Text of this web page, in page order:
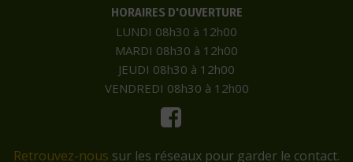
HORAIRES D'OUVERTURE
LUNDI 08h30 à 12h00
MARDI 08h30 à 12h00
JEUDI 08h30 à 12h00
VENDREDI 08h30 à 12h00
Retrouvez-nous sur les réseaux pour garder le contact.